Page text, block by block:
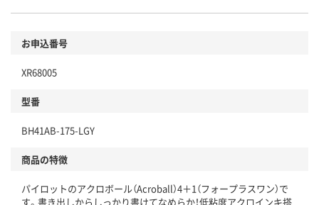
お申込番号
XR68005
型番
BH41AB-175-LGY
商品の特徴
パイロットのアクロボール（Acroball）4＋1（フォープラスワン）で
す。書き出しからしっかり書けてなめらか！低粘度アクロインキ搭